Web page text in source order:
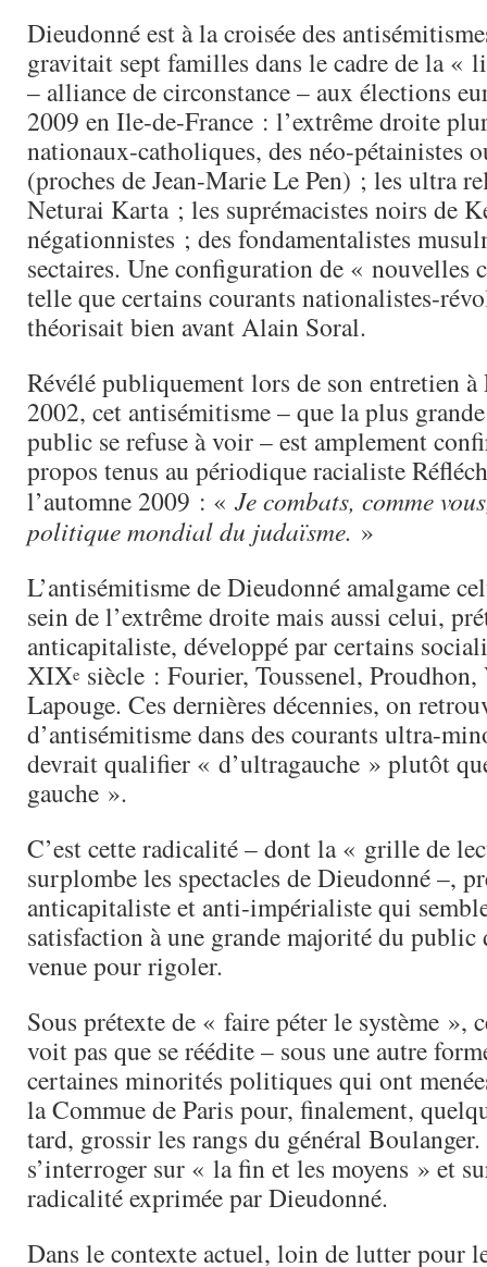
Dieudonné est à la croisée des
gravitait sept familles dans le cadre de la «
– alliance de circonstance – aux élections
2009 en Ile-de-France : l’extrême droite
nationaux-catholiques, des néo-pétainistes
(proches de Jean-Marie Le Pen) ; les ultra
Neturai Karta ; les suprémacistes noirs de
négationnistes ; des fondamentalistes
sectaires. Une configuration de « nouvelles
telle que certains courants nationalistes-
théorisait bien avant Alain Soral.
Révélé publiquement lors de son entretien
2002, cet antisémitisme – que la plus
public se refuse à voir – est amplement
propos tenus au périodique racialiste
l’automne 2009 : « Je combats, comme
politique mondial du judaïsme. »
L’antisémitisme de Dieudonné amalgame
sein de l’extrême droite mais aussi celui,
anticapitaliste, développé par certains
XIXe siècle : Fourier, Toussenel, Proudhon,
Lapouge. Ces dernières décennies, on
d’antisémitisme dans des courants ultra-
devrait qualifier « d’ultragauche » plutôt
gauche ».
C’est cette radicalité – dont la « grille de
surplombe les spectacles de Dieudonné –,
anticapitaliste et anti-impérialiste qui
satisfaction à une grande majorité du public
venue pour rigoler.
Sous prétexte de « faire péter le système »,
voit pas que se réédite – sous une autre
certaines minorités politiques qui ont
la Commue de Paris pour, finalement,
tard, grossir les rangs du général
s’interroger sur « la fin et les moyens » et
radicalité exprimée par Dieudonné.
Dans le contexte actuel, loin de lutter pour